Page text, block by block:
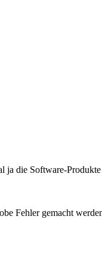
die Software-
Fehler gemacht